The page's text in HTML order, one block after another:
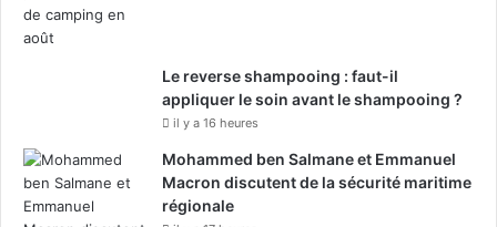
Le reverse shampooing : faut-il
appliquer le soin avant le shampooing ?
il y a 16 heures
Mohammed ben Salmane et Emmanuel
Macron discutent de la sécurité maritime
régionale